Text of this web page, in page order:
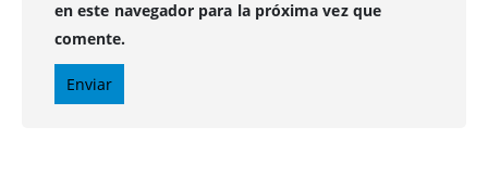
en este navegador para la próxima vez que
comente.